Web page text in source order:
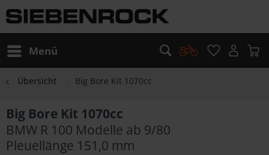
Menü
Übersicht Big Bore Kit 1070cc
Big Bore Kit 1070cc
BMW R 100 Modelle ab 9/80
Pleuellänge 151,0 mm